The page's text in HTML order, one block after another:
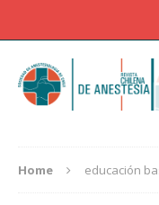
Home educación